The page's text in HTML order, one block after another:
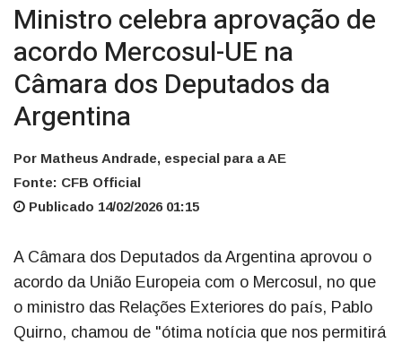
Ministro celebra aprovação de
acordo Mercosul-UE na
Câmara dos Deputados da
Argentina
Por Matheus Andrade, especial para a AE
Fonte: CFB Official
Publicado 14/02/2026 01:15
A Câmara dos Deputados da Argentina aprovou o
acordo da União Europeia com o Mercosul, no que
o ministro das Relações Exteriores do país, Pablo
Quirno, chamou de "ótima notícia que nos permitirá